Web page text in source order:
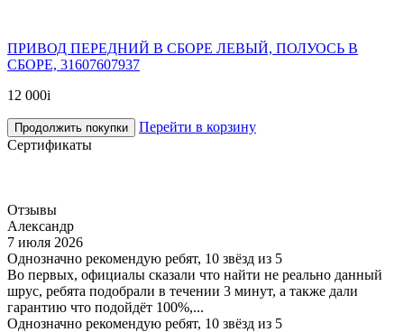
ПРИВОД ПЕРЕДНИЙ В СБОРЕ ЛЕВЫЙ, ПОЛУОСЬ В
СБОРЕ, 31607607937
12 000i
Продолжить покупки
Перейти в корзину
Сертификаты
Отзывы
Александр
7 июля 2026
Однозначно рекомендую ребят, 10 звёзд из 5
Во первых, официалы сказали что найти не реально данный
шрус, ребята подобрали в течении 3 минут, а также дали
гарантию что подойдёт 100%,...
Однозначно рекомендую ребят, 10 звёзд из 5